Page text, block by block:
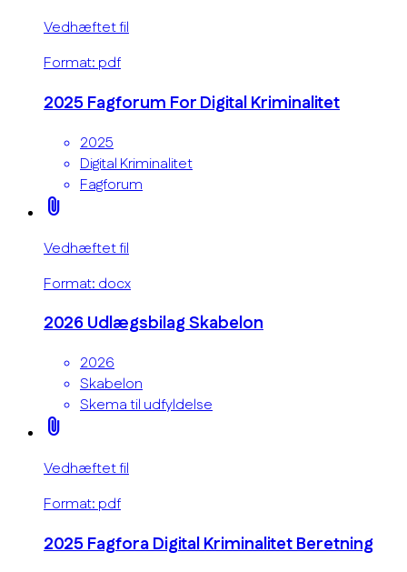
Vedhæftet fil
Format: pdf
2025 Fagforum For Digital Kriminalitet
2025
Digital Kriminalitet
Fagforum
attach_file
Vedhæftet fil
Format: docx
2026 Udlægsbilag Skabelon
2026
Skabelon
Skema til udfyldelse
attach_file
Vedhæftet fil
Format: pdf
2025 Fagfora Digital Kriminalitet Beretning